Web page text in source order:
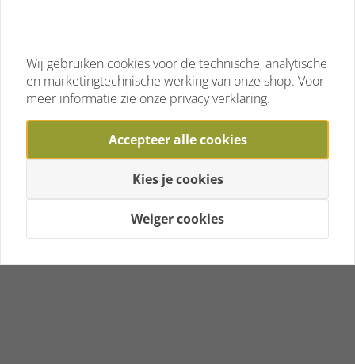
Wij gebruiken cookies voor de technische, analytische
en marketingtechnische werking van onze shop. Voor
meer informatie zie onze privacy verklaring.
Accepteer alle cookies
Kies je cookies
Weiger cookies